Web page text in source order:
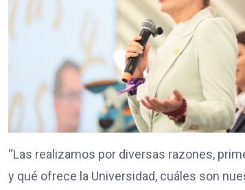
“Las realizamos por diversas razones,
y qué ofrece la Universidad, cuáles son